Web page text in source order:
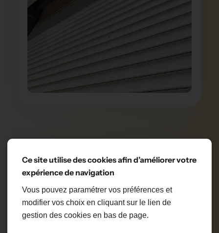
POURQUOI CHOISIR
SDVR POUR VOS
VOLETS ROULANTS À
PORNICHET ?
Ce site utilise des cookies afin d’améliorer votre
expérience de navigation
Vous pouvez paramétrer vos préférences et
modifier vos choix en cliquant sur le lien de
gestion des cookies en bas de page.